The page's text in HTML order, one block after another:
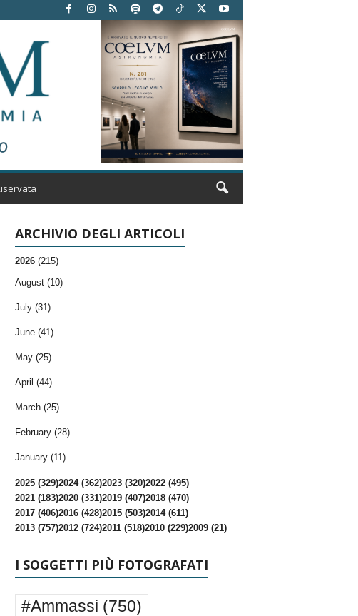
ARCHIVIO DEGLI ARTICOLI
2026 (215)
August (10)
July (31)
June (41)
May (25)
April (44)
March (25)
February (28)
January (11)
2025 (329)2024 (362)2023 (320)2022 (495)
2021 (183)2020 (331)2019 (407)2018 (470)
2017 (406)2016 (428)2015 (503)2014 (611)
2013 (757)2012 (724)2011 (518)2010 (229)2009 (21)
I SOGGETTI PIÙ FOTOGRAFATI
#Ammassi (750)